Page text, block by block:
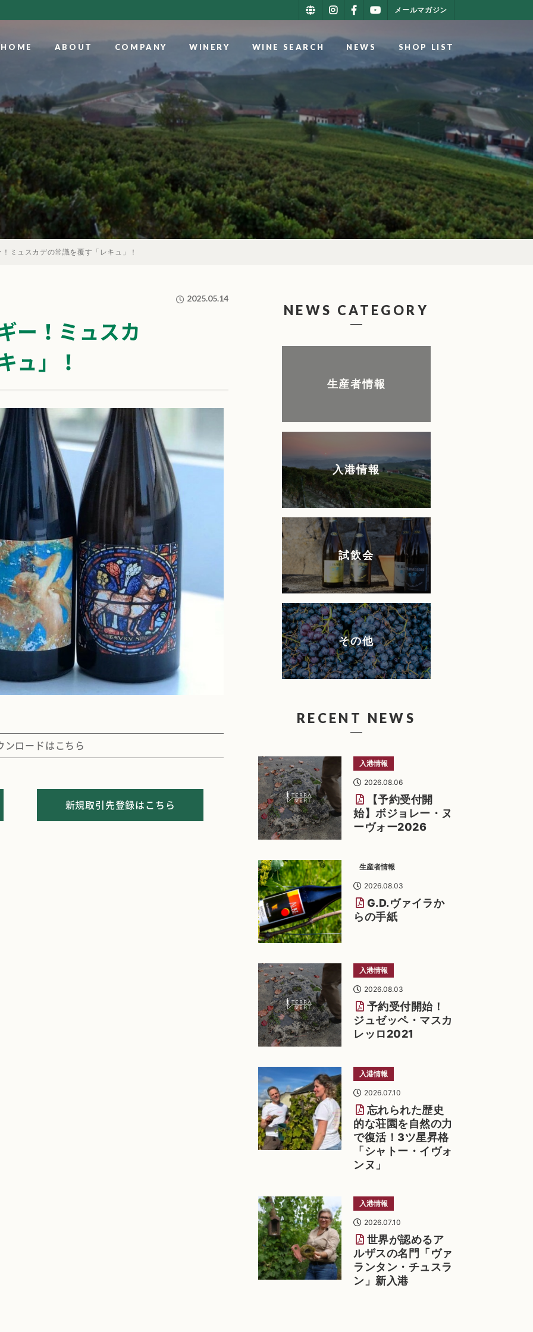
メールマガジン
HOME ABOUT COMPANY WINERY WINE SEARCH NEWS SHOP LIST
ミュスカデの常識を覆す「レキュ」！
ー！ミュスカ
ュ」！
2025.05.14
ンロードはこちら
新規取引先登録はこちら
NEWS CATEGORY
生産者情報
入港情報
試飲会
その他
RECENT NEWS
【予約受付開
始】ボジョレー・ヌ
ーヴォー2026
入港情報
2026.08.06
G.D.ヴァイラか
らの手紙
生産者情報
2026.08.03
予約受付開始！
ジュゼッペ・マスカ
レッロ2021
入港情報
2026.08.03
忘れられた歴史
的な荘園を自然の力
で復活！3ツ星昇格
「シャトー・イヴォ
ンヌ」
入港情報
2026.07.10
世界が認めるア
ルザスの名門「ヴァ
ランタン・チュスラ
ン」新入港
入港情報
2026.07.10